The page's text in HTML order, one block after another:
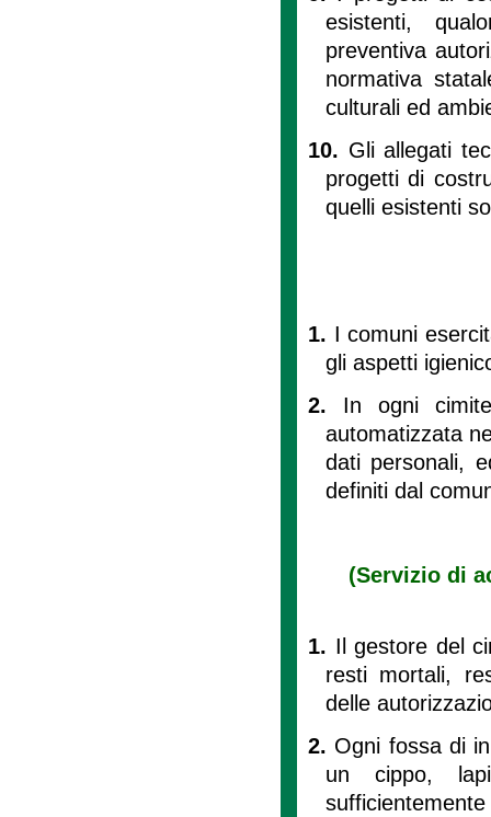
esistenti,
preventiva
normativa
culturali ed
10. Gli allegati
progetti di
quelli esistenti
1. I comuni
gli aspetti
2. In ogni
automatizzata
dati personali,
definiti dal
(Servizio di
1. Il gestore del
resti mortali,
delle
2. Ogni fossa di
un cippo,